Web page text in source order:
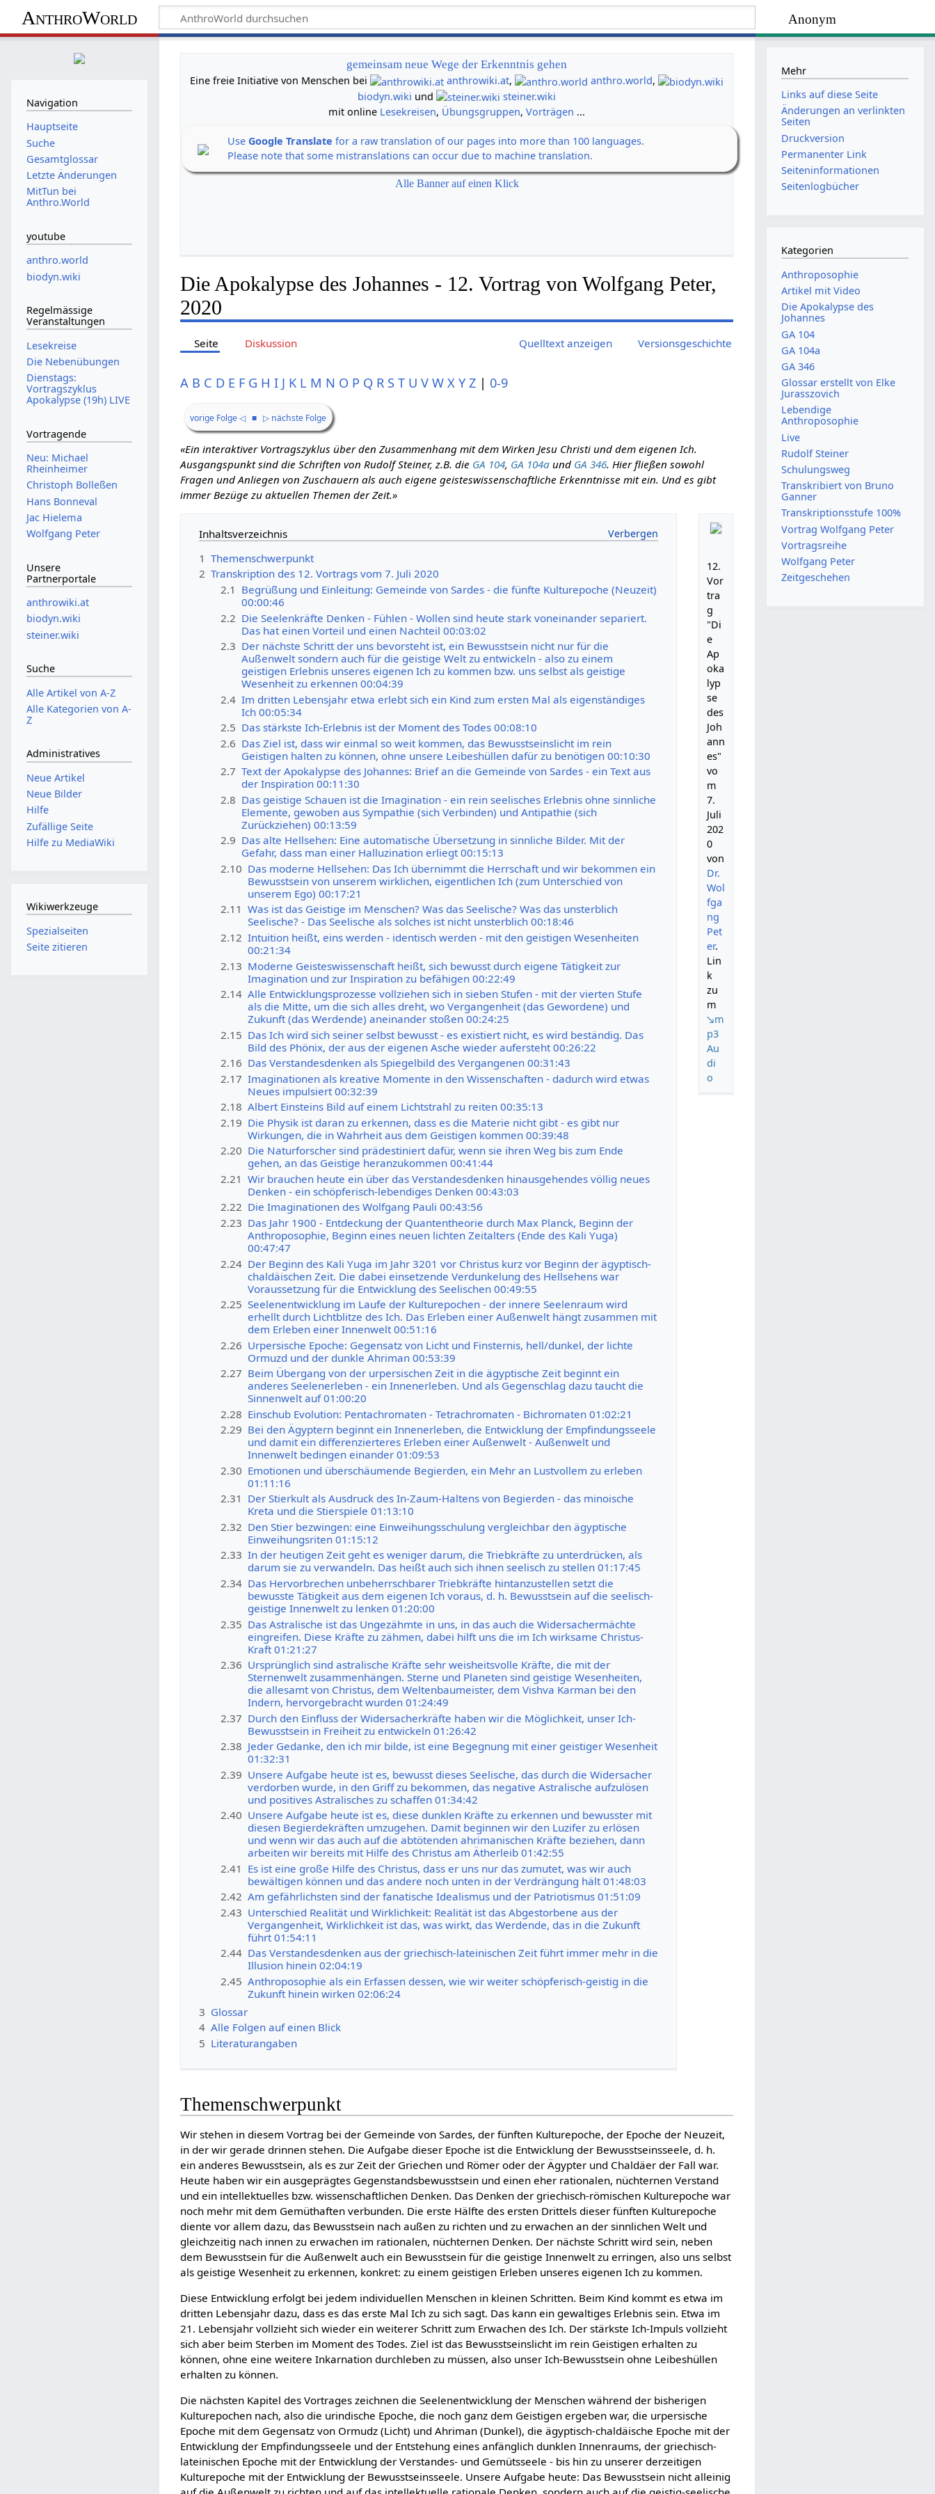
Anonym
AnthroWorld
gemeinsam neue Wege der Erkenntnis gehen
Eine freie Initiative von Menschen bei
anthrowiki.at, anthro.world,
biodyn.wiki und
steiner.wiki
mit online Lesekreisen, Übungsgruppen,Vorträgen ...
UseGoogle Translate for a raw translation of our pages into more than 100 languages.
Please note that some mistranslations can occur due to machine translation.
Alle Banner auf einen Klick
Die Apokalypse des Johannes - 12. Vortrag von Wolfgang Peter,
2020
Seite Diskussion Quelltext anzeigen Versionsgeschichte
A B C D E F G H I J K L M N O P Q R S T U V W X Y Z | 0-9
vorige Folge ◁ ■ ▷ nächste Folge
«Ein interaktiver Vortragszyklus über den Zusammenhang mit dem Wirken Jesu Christi und dem eigenen Ich.
Ausgangspunkt sind die Schriften von Rudolf Steiner, z.B. die GA 104, GA 104a und GA 346. Hier fließen sowohl
Fragen und Anliegen von Zuschauern als auch eigene geisteswissenschaftliche Erkenntnisse mit ein. Und es gibt
immer Bezüge zu aktuellen Themen der Zeit.»
12.
Vor
tra
g
"Di
e
Ap
oka
lyp
se
des
Joh
ann
es"
vo
m
7.
Juli
202
0
von
Dr.
Wol
fga
ng
Pet
er.
Lin
k
zu
m
↘m
p3
Au
di
o
Inhaltsverzeichnis
1 Themenschwerpunkt
2 Transkription des 12. Vortrags vom 7. Juli 2020
2.1 Begrüßung und Einleitung: Gemeinde von Sardes - die fünfte Kulturepoche (Neuzeit)
00:00:46
2.2 Die Seelenkräfte Denken - Fühlen - Wollen sind heute stark voneinander separiert.
Das hat einen Vorteil und einen Nachteil 00:03:02
2.3 Der nächste Schritt der uns bevorsteht ist, ein Bewusstsein nicht nur für die
Außenwelt sondern auch für die geistige Welt zu entwickeln - also zu einem
geistigen Erlebnis unseres eigenen Ich zu kommen bzw. uns selbst als geistige
Wesenheit zu erkennen 00:04:39
2.4 Im dritten Lebensjahr etwa erlebt sich ein Kind zum ersten Mal als eigenständiges
Ich 00:05:34
2.5 Das stärkste Ich-Erlebnis ist der Moment des Todes 00:08:10
2.6 Das Ziel ist, dass wir einmal so weit kommen, das Bewusstseinslicht im rein
Geistigen halten zu können, ohne unsere Leibeshüllen dafür zu benötigen 00:10:30
2.7 Text der Apokalypse des Johannes: Brief an die Gemeinde von Sardes - ein Text aus
der Inspiration 00:11:30
2.8 Das geistige Schauen ist die Imagination - ein rein seelisches Erlebnis ohne sinnliche
Elemente, gewoben aus Sympathie (sich Verbinden) und Antipathie (sich
Zurückziehen) 00:13:59
2.9 Das alte Hellsehen: Eine automatische Übersetzung in sinnliche Bilder. Mit der
Gefahr, dass man einer Halluzination erliegt 00:15:13
2.10 Das moderne Hellsehen: Das Ich übernimmt die Herrschaft und wir bekommen ein
Bewusstsein von unserem wirklichen, eigentlichen Ich (zum Unterschied von
unserem Ego) 00:17:21
2.11 Was ist das Geistige im Menschen? Was das Seelische? Was das unsterblich
Seelische? - Das Seelische als solches ist nicht unsterblich 00:18:46
2.12 Intuition heißt, eins werden - identisch werden - mit den geistigen Wesenheiten
00:21:34
2.13 Moderne Geisteswissenschaft heißt, sich bewusst durch eigene Tätigkeit zur
Imagination und zur Inspiration zu befähigen 00:22:49
2.14 Alle Entwicklungsprozesse vollziehen sich in sieben Stufen - mit der vierten Stufe
als die Mitte, um die sich alles dreht, wo Vergangenheit (das Gewordene) und
Zukunft (das Werdende) aneinander stoßen 00:24:25
2.15 Das Ich wird sich seiner selbst bewusst - es existiert nicht, es wird beständig. Das
Bild des Phönix, der aus der eigenen Asche wieder aufersteht 00:26:22
2.16 Das Verstandesdenken als Spiegelbild des Vergangenen 00:31:43
2.17 Imaginationen als kreative Momente in den Wissenschaften - dadurch wird etwas
Neues impulsiert 00:32:39
2.18 Albert Einsteins Bild auf einem Lichtstrahl zu reiten 00:35:13
2.19 Die Physik ist daran zu erkennen, dass es die Materie nicht gibt - es gibt nur
Wirkungen, die in Wahrheit aus dem Geistigen kommen 00:39:48
2.20 Die Naturforscher sind prädestiniert dafür, wenn sie ihren Weg bis zum Ende
gehen, an das Geistige heranzukommen 00:41:44
2.21 Wir brauchen heute ein über das Verstandesdenken hinausgehendes völlig neues
Denken - ein schöpferisch-lebendiges Denken 00:43:03
2.22 Die Imaginationen des Wolfgang Pauli 00:43:56
2.23 Das Jahr 1900 - Entdeckung der Quantentheorie durch Max Planck, Beginn der
Anthroposophie, Beginn eines neuen lichten Zeitalters (Ende des Kali Yuga)
00:47:47
2.24 Der Beginn des Kali Yuga im Jahr 3201 vor Christus kurz vor Beginn der ägyptisch-
chaldäischen Zeit. Die dabei einsetzende Verdunkelung des Hellsehens war
Voraussetzung für die Entwicklung des Seelischen 00:49:55
2.25 Seelenentwicklung im Laufe der Kulturepochen - der innere Seelenraum wird
erhellt durch Lichtblitze des Ich. Das Erleben einer Außenwelt hängt zusammen mit
dem Erleben einer Innenwelt 00:51:16
2.26 Urpersische Epoche: Gegensatz von Licht und Finsternis, hell/dunkel, der lichte
Ormuzd und der dunkle Ahriman 00:53:39
2.27 Beim Übergang von der urpersischen Zeit in die ägyptische Zeit beginnt ein
anderes Seelenerleben - ein Innenerleben. Und als Gegenschlag dazu taucht die
Sinnenwelt auf 01:00:20
2.28 Einschub Evolution: Pentachromaten - Tetrachromaten - Bichromaten 01:02:21
2.29 Bei den Ägyptern beginnt ein Innenerleben, die Entwicklung der Empfindungsseele
und damit ein differenzierteres Erleben einer Außenwelt - Außenwelt und
Innenwelt bedingen einander 01:09:53
2.30 Emotionen und überschäumende Begierden, ein Mehr an Lustvollem zu erleben
01:11:16
2.31 Der Stierkult als Ausdruck des In-Zaum-Haltens von Begierden - das minoische
Kreta und die Stierspiele 01:13:10
2.32 Den Stier bezwingen: eine Einweihungsschulung vergleichbar den ägyptische
Einweihungsriten 01:15:12
2.33 In der heutigen Zeit geht es weniger darum, die Triebkräfte zu unterdrücken, als
darum sie zu verwandeln. Das heißt auch sich ihnen seelisch zu stellen 01:17:45
2.34 Das Hervorbrechen unbeherrschbarer Triebkräfte hintanzustellen setzt die
bewusste Tätigkeit aus dem eigenen Ich voraus, d. h. Bewusstsein auf die seelisch-
geistige Innenwelt zu lenken 01:20:00
2.35 Das Astralische ist das Ungezähmte in uns, in das auch die Widersachermächte
eingreifen. Diese Kräfte zu zähmen, dabei hilft uns die im Ich wirksame Christus-
Kraft 01:21:27
2.36 Ursprünglich sind astralische Kräfte sehr weisheitsvolle Kräfte, die mit der
Sternenwelt zusammenhängen. Sterne und Planeten sind geistige Wesenheiten,
die allesamt von Christus, dem Weltenbaumeister, dem Vishva Karman bei den
Indern, hervorgebracht wurden 01:24:49
2.37 Durch den Einfluss der Widersacherkräfte haben wir die Möglichkeit, unser Ich-
Bewusstsein in Freiheit zu entwickeln 01:26:42
2.38 Jeder Gedanke, den ich mir bilde, ist eine Begegnung mit einer geistiger Wesenheit
01:32:31
2.39 Unsere Aufgabe heute ist es, bewusst dieses Seelische, das durch die Widersacher
verdorben wurde, in den Griff zu bekommen, das negative Astralische aufzulösen
und positives Astralisches zu schaffen 01:34:42
2.40 Unsere Aufgabe heute ist es, diese dunklen Kräfte zu erkennen und bewusster mit
diesen Begierdekräften umzugehen. Damit beginnen wir den Luzifer zu erlösen
und wenn wir das auch auf die abtötenden ahrimanischen Kräfte beziehen, dann
arbeiten wir bereits mit Hilfe des Christus am Ätherleib 01:42:55
2.41 Es ist eine große Hilfe des Christus, dass er uns nur das zumutet, was wir auch
bewältigen können und das andere noch unten in der Verdrängung hält 01:48:03
2.42 Am gefährlichsten sind der fanatische Idealismus und der Patriotismus 01:51:09
2.43 Unterschied Realität und Wirklichkeit: Realität ist das Abgestorbene aus der
Vergangenheit, Wirklichkeit ist das, was wirkt, das Werdende, das in die Zukunft
führt 01:54:11
2.44 Das Verstandesdenken aus der griechisch-lateinischen Zeit führt immer mehr in die
Illusion hinein 02:04:19
2.45 Anthroposophie als ein Erfassen dessen, wie wir weiter schöpferisch-geistig in die
Zukunft hinein wirken 02:06:24
3 Glossar
4 Alle Folgen auf einen Blick
5 Literaturangaben
Themenschwerpunkt
Wir stehen in diesem Vortrag bei der Gemeinde von Sardes, der fünften Kulturepoche, der Epoche der Neuzeit,
in der wir gerade drinnen stehen. Die Aufgabe dieser Epoche ist die Entwicklung der Bewusstseinsseele, d. h.
ein anderes Bewusstsein, als es zur Zeit der Griechen und Römer oder der Ägypter und Chaldäer der Fall war.
Heute haben wir ein ausgeprägtes Gegenstandsbewusstsein und einen eher rationalen, nüchternen Verstand
und ein intellektuelles bzw. wissenschaftlichen Denken. Das Denken der griechisch-römischen Kulturepoche war
noch mehr mit dem Gemüthaften verbunden. Die erste Hälfte des ersten Drittels dieser fünften Kulturepoche
diente vor allem dazu, das Bewusstsein nach außen zu richten und zu erwachen an der sinnlichen Welt und
gleichzeitig nach innen zu erwachen im rationalen, nüchternen Denken. Der nächste Schritt wird sein, neben
dem Bewusstsein für die Außenwelt auch ein Bewusstsein für die geistige Innenwelt zu erringen, also uns selbst
als geistige Wesenheit zu erkennen, konkret: zu einem geistigen Erleben unseres eigenen Ich zu kommen.
Diese Entwicklung erfolgt bei jedem individuellen Menschen in kleinen Schritten. Beim Kind kommt es etwa im
dritten Lebensjahr dazu, dass es das erste Mal Ich zu sich sagt. Das kann ein gewaltiges Erlebnis sein. Etwa im
21. Lebensjahr vollzieht sich wieder ein weiterer Schritt zum Erwachen des Ich. Der stärkste Ich-Impuls vollzieht
sich aber beim Sterben im Moment des Todes. Ziel ist das Bewusstseinslicht im rein Geistigen erhalten zu
können, ohne eine weitere Inkarnation durchleben zu müssen, also unser Ich-Bewusstsein ohne Leibeshüllen
erhalten zu können.
Die nächsten Kapitel des Vortrages zeichnen die Seelenentwicklung der Menschen während der bisherigen
Kulturepochen nach, also die urindische Epoche, die noch ganz dem Geistigen ergeben war, die urpersische
Epoche mit dem Gegensatz von Ormudz (Licht) und Ahriman (Dunkel), die ägyptisch-chaldäische Epoche mit der
Entwicklung der Empfindungsseele und der Entstehung eines anfänglich dunklen Innenraums, der griechisch-
lateinischen Epoche mit der Entwicklung der Verstandes- und Gemütsseele - bis hin zu unserer derzeitigen
Kulturepoche mit der Entwicklung der Bewusstseinsseele. Unsere Aufgabe heute: Das Bewusstsein nicht alleinig
Navigation
Hauptseite
Suche
Gesamtglossar
Letzte Änderungen
MitTun bei
Anthro.World
youtube
anthro.world
biodyn.wiki
Regelmässige
Veranstaltungen
Lesekreise
Die Nebenübungen
Dienstags:
Vortragszyklus
Apokalypse (19h) LIVE
Vortragende
Neu: Michael
Rheinheimer
Christoph Bolleßen
Hans Bonneval
Jac Hielema
Wolfgang Peter
Unsere
Partnerportale
anthrowiki.at
biodyn.wiki
steiner.wiki
Suche
Alle Artikel von A-Z
Alle Kategorien von A-
Z
Administratives
Neue Artikel
Neue Bilder
Hilfe
Zufällige Seite
Hilfe zu MediaWiki
Wikiwerkzeuge
Spezialseiten
Seite zitieren
Mehr
Links auf diese Seite
Änderungen an verlinkten
Seiten
Druckversion
Permanenter Link
Seiten­­informationen
Seitenlogbücher
Kategorien
Anthroposophie
Artikel mit Video
Die Apokalypse des
Johannes
GA 104
GA 104a
GA 346
Glossar erstellt von Elke
Jurasszovich
Lebendige
Anthroposophie
Live
Rudolf Steiner
Schulungsweg
Transkribiert von Bruno
Ganner
Transkriptionsstufe 100%
Vortrag Wolfgang Peter
Vortragsreihe
Wolfgang Peter
Zeitgeschehen